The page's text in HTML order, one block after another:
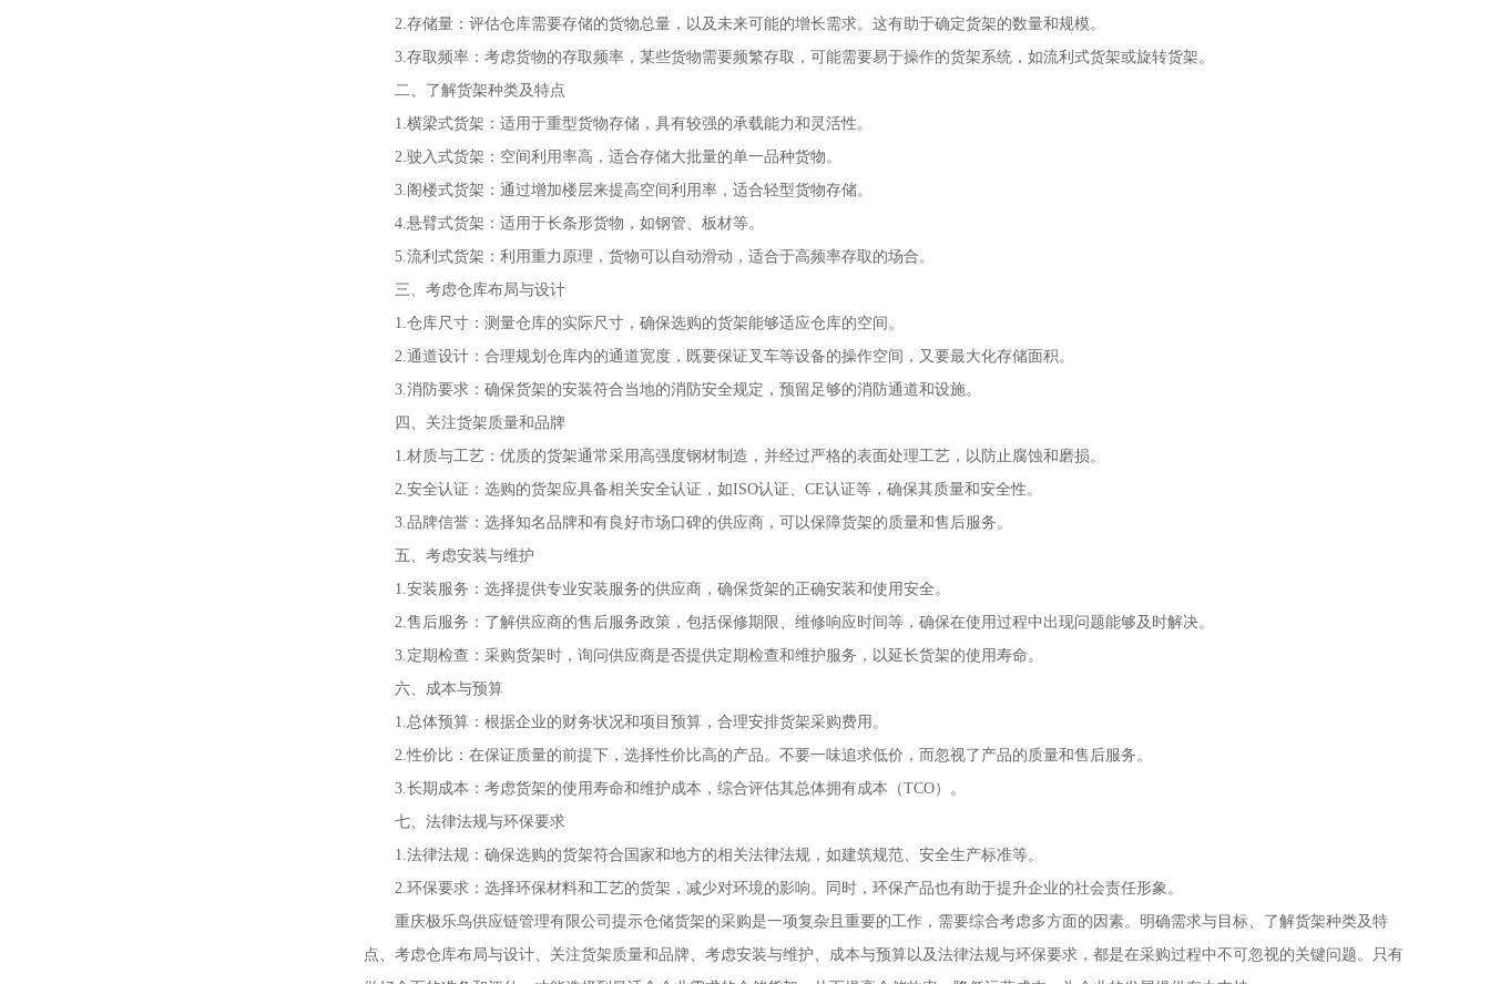
2.存储量：评估仓库需要存储的货物总量，以及未来可能的增长需求。这有助于确定货架的数量和规模。
3.存取频率：考虑货物的存取频率，某些货物需要频繁存取，可能需要易于操作的货架系统，如流利式货架或旋转货架。
二、了解货架种类及特点
1.横梁式货架：适用于重型货物存储，具有较强的承载能力和灵活性。
2.驶入式货架：空间利用率高，适合存储大批量的单一品种货物。
3.阁楼式货架：通过增加楼层来提高空间利用率，适合轻型货物存储。
4.悬臂式货架：适用于长条形货物，如钢管、板材等。
5.流利式货架：利用重力原理，货物可以自动滑动，适合于高频率存取的场合。
三、考虑仓库布局与设计
1.仓库尺寸：测量仓库的实际尺寸，确保选购的货架能够适应仓库的空间。
2.通道设计：合理规划仓库内的通道宽度，既要保证 叉车等设备的操作空间，又要最大化存储面积。
3.消防要求：确保货架的安装符合当地的消防安全规定，预留足够的消防通道和设施。
四、关注货架质量和品牌
1.材质与工艺：优质的货架通常采用高强度钢材制造，并经过严格的表面处理工艺，以防止腐蚀和磨损。
2.安全认证：选购的货架应具备相关安全认证，如ISO认证、CE认证等，确保其质量和安全性。
3.品牌信誉：选择知名品牌和有良好市场口碑的供应商，可以保障货架的质量和售后服务。
五、考虑安装与维护
1.安装服务：选择提供专业安装服务的供应商，确保货架的正确安装和使用安全。
2.售后服务：了解供应商的售后服务政策，包括保修期限、维修响应时间等，确保在使用过程中出现问题能够及时解决。
3.定期检查：采购货架时，询问供应商是否提供定期检查和维护服务，以延长货架的使用寿命。
六、成本与预算
1.总体预算：根据企业的财务状况和项目预算，合理安排货架采购费用。
2.性价比：在保证质量的前提下，选择性价比高的产品。不要一味追求低价，而忽视了产品的质量和售后服务。
3.长期成本：考虑货架的使用寿命和维护成本，综合评估其总体拥有成本（TCO）。
七、法律法规与环保要求
1.法律法规：确保选购的货架符合国家和地方的相关法律法规，如建筑规范、安全生产标准等。
2.环保要求：选择环保材料和工艺的货架，减少对环境的影响。同时，环保产品也有助于提升企业的社会责任形象。
重庆极乐鸟供应链管理有限公司提示仓储货架的采购是一项复杂且重要的工作，需要综合考虑多方面的因素。明确需求与目标、了解货架种类及特
点、考虑仓库布局与设计、关注货架质量和品牌、考虑安装与维护、成本与预算以及法律法规与环保要求，都是在采购过程中不可忽视的关键问题。只有